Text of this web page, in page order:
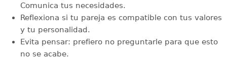
Comunica tus necesidades.
Reflexiona si tu pareja es compatible con tus valores
y tu personalidad.
Evita pensar: prefiero no preguntarle para que esto
no se acabe.